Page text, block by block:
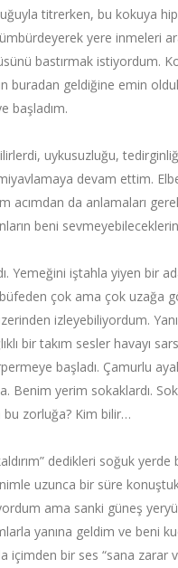
titrerken, bu kokuya
yere inmeleri
bastırmak istiyordum.
buradan geldiğine emin
başladım.
uykusuzluğu,
devam ettim.
acımdan da anlamaları
beni
Yemeğini iştahla yiyen bir
büfeden çok ama çok uzağa
izleyebiliyordum.
bir takım sesler havayı
başladı. Çamurlu
Benim yerim sokaklardı.
zorluğa? Kim bilir…
dedikleri soğuk
uzunca bir süre
ama sanki güneş
yanına geldim ve beni
içimden bir ses “sana zarar